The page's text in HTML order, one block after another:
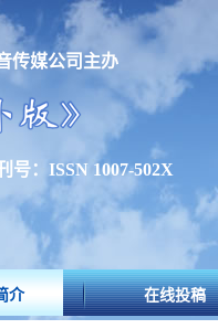
传媒公司主办
号：ISSN 1007-502X
介 在线投稿